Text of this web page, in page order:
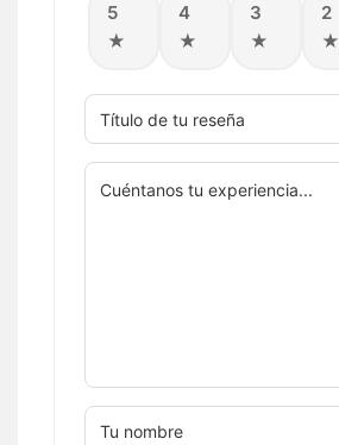
5
★
4
★
3
★
2
★